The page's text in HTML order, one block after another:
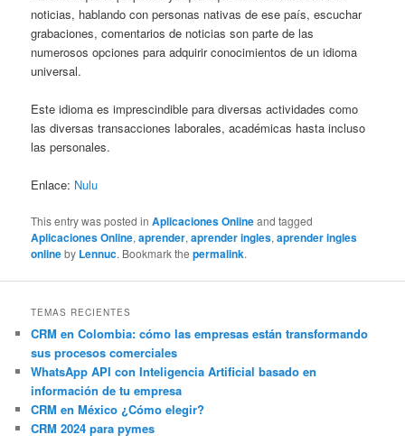
noticias, hablando con personas nativas de ese país, escuchar
grabaciones, comentarios de noticias son parte de las
numerosos opciones para adquirir conocimientos de un idioma
universal.
Este idioma es imprescindible para diversas actividades como
las diversas transacciones laborales, académicas hasta incluso
las personales.
Enlace: Nulu
This entry was posted inAplicaciones Onlineand tagged
Aplicaciones Online,aprender,aprender ingles,aprender ingles
onlineby Lennuc. Bookmark thepermalink.
TEMAS RECIENTES
CRM en Colombia: cómo las empresas están transformando
sus procesos comerciales
WhatsApp API con Inteligencia Artificial basado en
información de tu empresa
CRM en México ¿Cómo elegir?
CRM 2024 para pymes